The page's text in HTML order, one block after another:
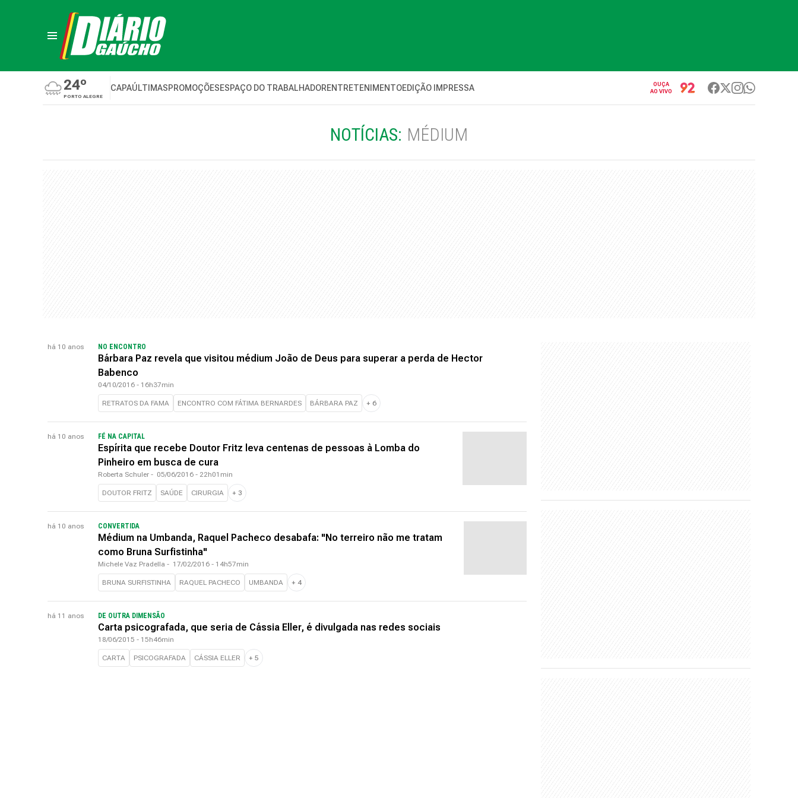
24º
PORTO ALEGRE
CAPAÚLTIMASPROMOÇÕESESPAÇO DO TRABALHADORENTRETENIMENTOEDIÇÃO IMPRESSA
OUÇA
AO VIVO
NOTÍCIAS: MÉDIUM
há 10 anos NO ENCONTRO
Bárbara Paz revela que visitou médium João de Deus para superar a perda de Hector
Babenco
04/10/2016 - 16h37min
RETRATOS DA FAMA ENCONTRO COM FÁTIMA BERNARDES BÁRBARA PAZ + 6
há 10 anos FÉ NA CAPITAL
Espírita que recebe Doutor Fritz leva centenas de pessoas à Lomba do
Pinheiro em busca de cura
Roberta Schuler - 05/06/2016 - 22h01min
DOUTOR FRITZ SAÚDE CIRURGIA + 3
há 10 anos CONVERTIDA
Médium na Umbanda, Raquel Pacheco desabafa: "No terreiro não me tratam
como Bruna Surfistinha"
Michele Vaz Pradella - 17/02/2016 - 14h57min
BRUNA SURFISTINHA RAQUEL PACHECO UMBANDA + 4
há 11 anos DE OUTRA DIMENSÃO
Carta psicografada, que seria de Cássia Eller, é divulgada nas redes sociais
18/06/2015 - 15h46min
CARTA PSICOGRAFADA CÁSSIA ELLER + 5